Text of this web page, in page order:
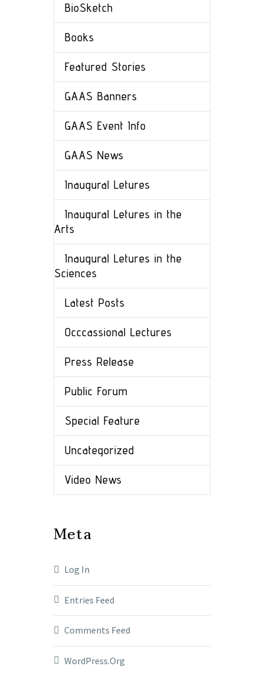
BioSketch
Books
Featured Stories
GAAS Banners
GAAS Event Info
GAAS News
Inaugural Letures
Inaugural Letures in the
Arts
Inaugural Letures in the
Sciences
Latest Posts
Occcassional Lectures
Press Release
Public Forum
Special Feature
Uncategorized
Video News
Meta
Log In
Entries Feed
Comments Feed
WordPress.org